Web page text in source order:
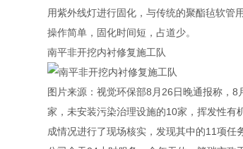
用紫外线灯进行固化，与传统的聚酯毡软管
操作简单，固化时间短，占道少。
南平非开挖内衬修复施工队
图片来源：视觉环保部8月26日晚通报称，
家，未安装污染治理设施的10家，挥发性有
成情况进行了现场核实，发现其中的11项任